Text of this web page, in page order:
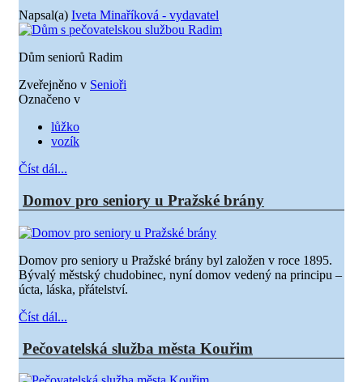
Napsal(a) Iveta Minaříková - vydavatel
Dům seniorů Radim
Zveřejněno v Senioři
Označeno v
lůžko
vozík
Číst dál...
Domov pro seniory u Pražské brány
Domov pro seniory u Pražské brány byl založen v roce 1895.
Bývalý městský chudobinec, nyní domov vedený na principu –
úcta, láska, přátelství.
Číst dál...
Pečovatelská služba města Kouřim